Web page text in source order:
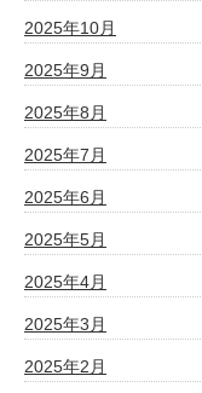
2025年10月
2025年9月
2025年8月
2025年7月
2025年6月
2025年5月
2025年4月
2025年3月
2025年2月